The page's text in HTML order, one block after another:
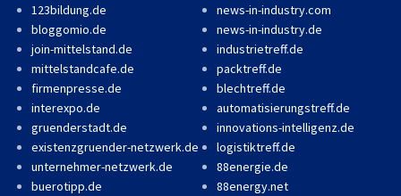
123bildung.de
bloggomio.de
join-mittelstand.de
mittelstandcafe.de
firmenpresse.de
interexpo.de
gruenderstadt.de
existenzgruender-netzwerk.de
unternehmer-netzwerk.de
buerotipp.de
news-in-industry.com
news-in-industry.de
industrietreff.de
packtreff.de
blechtreff.de
automatisierungstreff.de
innovations-intelligenz.de
logistiktreff.de
88energie.de
88energy.net